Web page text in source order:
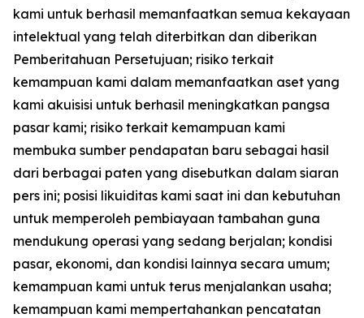
kami untuk berhasil memanfaatkan semua kekayaan
intelektual yang telah diterbitkan dan diberikan
Pemberitahuan Persetujuan; risiko terkait
kemampuan kami dalam memanfaatkan aset yang
kami akuisisi untuk berhasil meningkatkan pangsa
pasar kami; risiko terkait kemampuan kami
membuka sumber pendapatan baru sebagai hasil
dari berbagai paten yang disebutkan dalam siaran
pers ini; posisi likuiditas kami saat ini dan kebutuhan
untuk memperoleh pembiayaan tambahan guna
mendukung operasi yang sedang berjalan; kondisi
pasar, ekonomi, dan kondisi lainnya secara umum;
kemampuan kami untuk terus menjalankan usaha;
kemampuan kami mempertahankan pencatatan